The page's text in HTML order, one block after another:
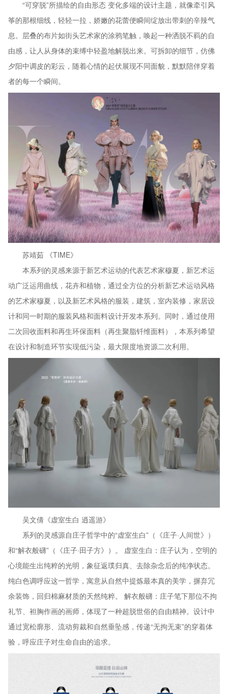
“可穿脱”所描绘的自由形态 变化多端的设计主题，就像牵引风
筝的那根细线，轻轻一拉，娇嫩的花蕾便瞬间绽放出带刺的辛辣气
息。层叠的布片如街头艺术家的涂鸦笔触，唤起一种洒脱不羁的自
由感，让人从身体的束缚中轻盈地解脱出来。可拆卸的细节，仿佛
夕阳中调皮的彩云，随着心情的起伏展现不同面貌，默默陪伴穿着
者的每一个瞬间。
苏靖茹 《TIME》
本系列的灵感来源于新艺术运动的代表艺术家穆夏，新艺术运
动广泛运用曲线，花卉和植物，通过全方位的分析新艺术运动风格
的艺术家穆夏，以及新艺术风格的服装，建筑，室内装修，家居设
计和同一时期的服装风格和面料设计开发本系列。同时，通过使用
二次回收面料和再生环保面料（再生聚脂钎维面料），本系列希望
在设计和制造环节实现低污染，最大限度地资源二次利用。
吴文倩《虚室生白 逍遥游》
系列的灵感源自庄子哲学中的“虚室生白”（《庄子·人间世》）
和“解衣般礴”（《庄子·田子方》）。 虚室生白：庄子认为，空明的
心境能生出纯粹的光明，象征返璞归真、去除杂念后的纯净状态。
纯白色调呼应这一哲学，寓意从自然中提炼最本真的美学，摒弃冗
余装饰，回归棉麻材质的天然纯粹。 解衣般礴：庄子笔下那位不拘
礼节、袒胸作画的画师，体现了一种超脱世俗的自由精神。设计中
通过宽松廓形、流动剪裁和自然垂坠感，传递“无拘无束”的穿着体
验，呼应庄子对生命自由的追求。